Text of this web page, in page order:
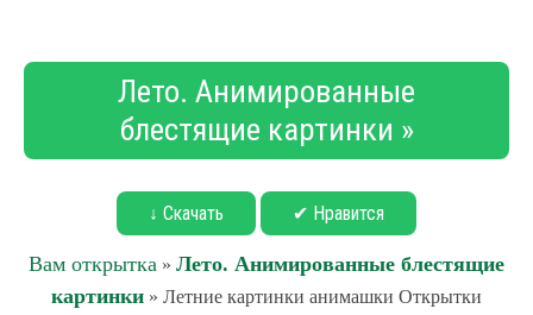
Лето. Анимированные
блестящие картинки »
↓ Скачать ✔ Нравится
Вам открытка » Лето. Анимированные блестящие
картинки » Летние картинки анимашки Открытки